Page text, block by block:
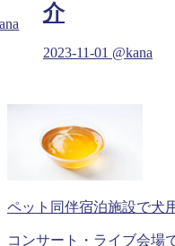
介
2023-11-01 @kana
ペット同伴宿泊施設で犬
コンサート・ライブ会場